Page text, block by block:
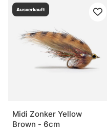
Ausverkauft
Midi Zonker Yellow
Brown - 6cm